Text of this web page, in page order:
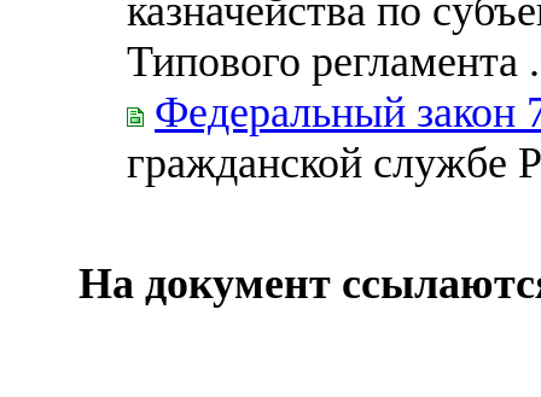
казначейства по
Типового регламента
Федеральный закон
гражданской службе
На документ